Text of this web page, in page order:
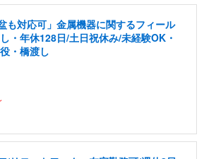
も対応可」金属機器に関するフィール
・年休128日/土日祝休み/未経験OK・
・橋渡し